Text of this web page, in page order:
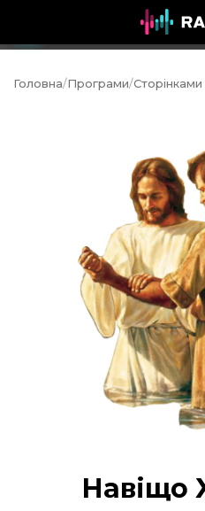
Ефір
Головна/Програми/Сторінками
Навіщо